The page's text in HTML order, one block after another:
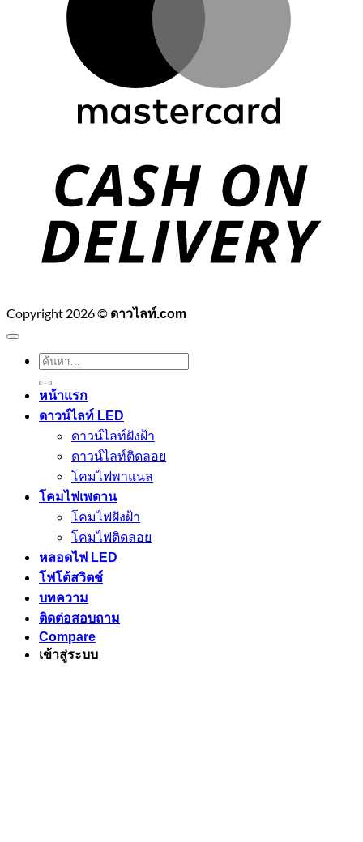
Copyright 2026 © ดาวไลท์.com
ค้นหา:
หน้าแรก
ดาวน์ไลท์ LED
ดาวน์ไลท์ฝังฝ้า
ดาวน์ไลท์ติดลอย
โคมไฟพาแนล
โคมไฟเพดาน
โคมไฟฝังฝ้า
โคมไฟติดลอย
หลอดไฟ LED
โฟโต้สวิตช์
บทความ
ติดต่อสอบถาม
Compare
เข้าสู่ระบบ